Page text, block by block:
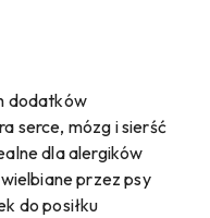
dodatków
serce, mózg i sierść
dla alergików
przez psy
do posiłku